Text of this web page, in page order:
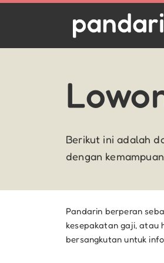
Berikut ini adalah
dengan
Pandarin berperan
kesepakatan gaji, atau
bersangkutan untuk